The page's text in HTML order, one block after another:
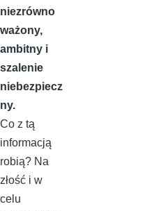
niezrówno
ważony,
ambitny i
szalenie
niebezpiecz
ny.
Co z tą
informacją
robią? Na
złość i w
celu